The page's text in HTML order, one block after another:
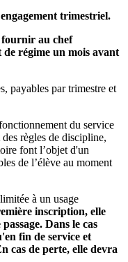
trimestriel.
fournir au chef
de régime un mois avant
payables par trimestre et
du service
règles de discipline,
font l’objet d'un
de l’élève au moment
à un usage
inscription, elle
Dans le cas
fin de service et
cas de perte, elle devra